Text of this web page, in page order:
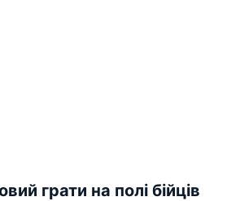
грати на полі бійців